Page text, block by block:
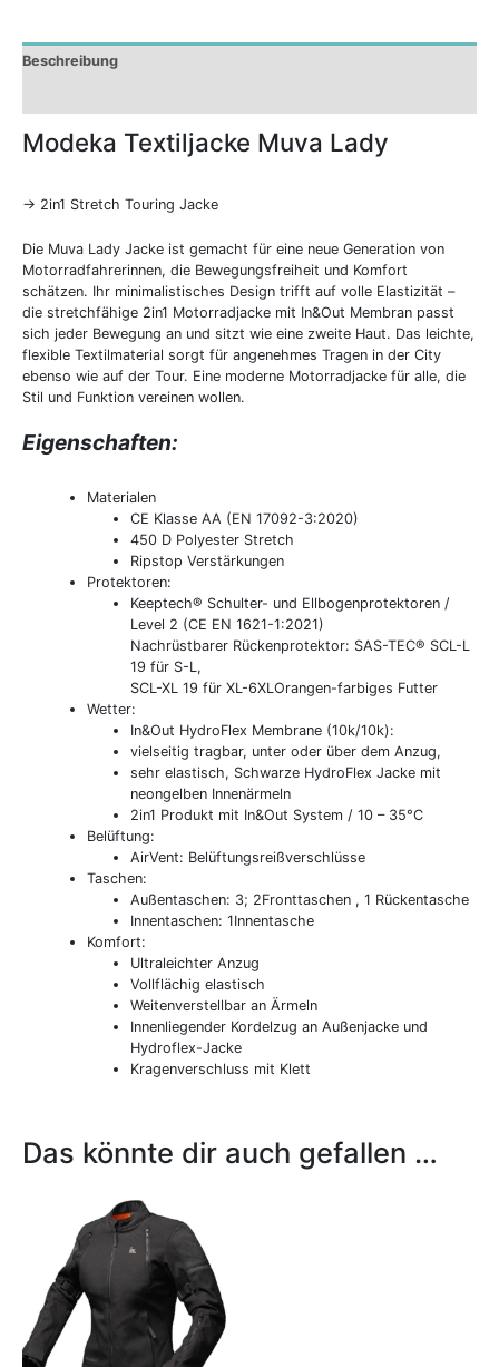
Beschreibung
Modeka Textiljacke Muva Lady
-> 2in1 Stretch Touring Jacke
Die Muva Lady Jacke ist gemacht für eine neue Generation von
Motorradfahrerinnen, die Bewegungsfreiheit und Komfort
schätzen. Ihr minimalistisches Design trifft auf volle Elastizität –
die stretchfähige 2in1 Motorradjacke mit In&Out Membran passt
sich jeder Bewegung an und sitzt wie eine zweite Haut. Das leichte,
flexible Textilmaterial sorgt für angenehmes Tragen in der City
ebenso wie auf der Tour. Eine moderne Motorradjacke für alle, die
Stil und Funktion vereinen wollen.
Eigenschaften:
Materialen
CE Klasse AA (EN 17092-3:2020)
450 D Polyester Stretch
Ripstop Verstärkungen
Protektoren:
Keeptech® Schulter- und Ellbogenprotektoren /
Level 2 (CE EN 1621-1:2021)
Nachrüstbarer Rückenprotektor: SAS-TEC® SCL-L
19 für S-L,
SCL-XL 19 für XL-6XLOrangen-farbiges Futter
Wetter:
In&Out HydroFlex Membrane (10k/10k):
vielseitig tragbar, unter oder über dem Anzug,
sehr elastisch, Schwarze HydroFlex Jacke mit
neongelben Innenärmeln
2in1 Produkt mit In&Out System / 10 – 35°C
Belüftung:
AirVent: Belüftungsreißverschlüsse
Taschen:
Außentaschen: 3; 2Fronttaschen , 1 Rückentasche
Innentaschen: 1Innentasche
Komfort:
Ultraleichter Anzug
Vollflächig elastisch
Weitenverstellbar an Ärmeln
Innenliegender Kordelzug an Außenjacke und
Hydroflex-Jacke
Kragenverschluss mit Klett
Das könnte dir auch gefallen …
mehrere
Varianten
auf.
Die
Optionen